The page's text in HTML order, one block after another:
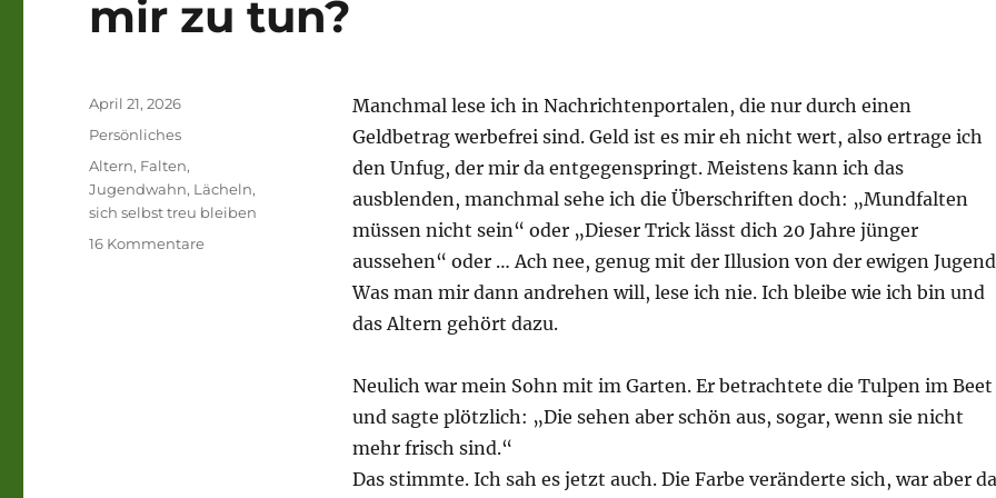
mir zu tun?
Manchmal lese ich in Nachrichtenportalen, die nur durch einen
Geldbetrag werbefrei sind. Geld ist es mir eh nicht wert, also ertrage ich
den Unfug, der mir da entgegenspringt. Meistens kann ich das
ausblenden, manchmal sehe ich die Überschriften doch: „Mundfalten
müssen nicht sein“ oder „Dieser Trick lässt dich 20 Jahre jünger
aussehen“ oder … Ach nee, genug mit der Illusion von der ewigen
Was man mir dann andrehen will, lese ich nie. Ich bleibe wie ich bin und
das Altern gehört dazu.
Neulich war mein Sohn mit im Garten. Er betrachtete die Tulpen im Beet
und sagte plötzlich: „Die sehen aber schön aus, sogar, wenn sie nicht
mehr frisch sind.“
Das stimmte. Ich sah es jetzt auch. Die Farbe veränderte sich, war aber
Veröffentlicht
am
April 21, 2026
Kategorien
Persönliches
Schlagwörter
Altern, Falten,
Jugendwahn, Lächeln,
sich selbst treu bleiben
16 Kommentarezu